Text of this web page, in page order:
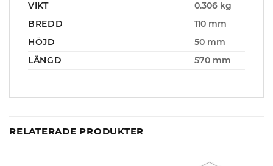
VIKT
0.306 kg
BREDD
110 mm
HÖJD
50 mm
LÄNGD
570 mm
RELATERADE PRODUKTER